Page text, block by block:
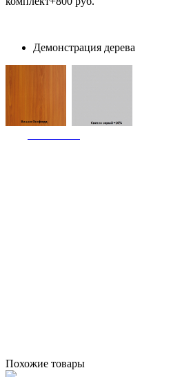
Демонстрация дерева
Похожие товары